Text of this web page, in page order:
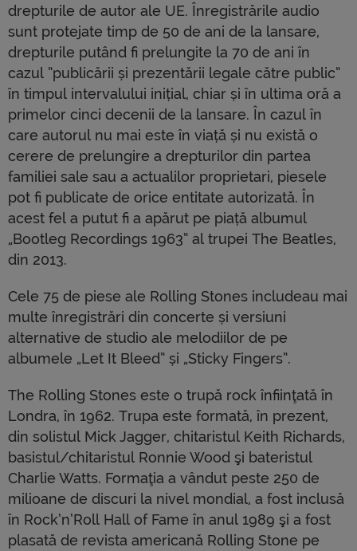
drepturile de autor ale UE. Înregistrările audio
sunt protejate timp de 50 de ani de la lansare,
drepturile putând fi prelungite la 70 de ani în
cazul ”publicării și prezentării legale către public”
în timpul intervalului inițial, chiar și în ultima oră a
primelor cinci decenii de la lansare. În cazul în
care autorul nu mai este în viață și nu există o
cerere de prelungire a drepturilor din partea
familiei sale sau a actualilor proprietari, piesele
pot fi publicate de orice entitate autorizată. În
acest fel a putut fi a apărut pe piață albumul
„Bootleg Recordings 1963” al trupei The Beatles,
din 2013.
Cele 75 de piese ale Rolling Stones includeau mai
multe înregistrări din concerte și versiuni
alternative de studio ale melodiilor de pe
albumele „Let It Bleed” și „Sticky Fingers”.
The Rolling Stones este o trupă rock înfiinţată în
Londra, în 1962. Trupa este formată, în prezent,
din solistul Mick Jagger, chitaristul Keith Richards,
basistul/chitaristul Ronnie Wood şi bateristul
Charlie Watts. Formaţia a vândut peste 250 de
milioane de discuri la nivel mondial, a fost inclusă
în Rock’n’Roll Hall of Fame în anul 1989 şi a fost
plasată de revista americană Rolling Stone pe